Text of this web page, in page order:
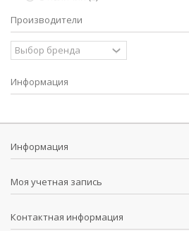
Производители
Информация
Информация
Моя учетная запись
Контактная информация